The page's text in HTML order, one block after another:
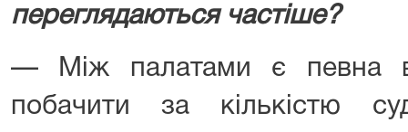
переглядаються частіше?
— Між палатами є певна
побачити за кількістю